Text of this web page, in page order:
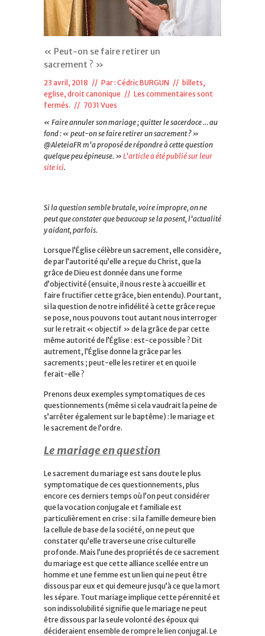
« Peut-on se faire retirer un
sacrement ? »
23 avril, 2018 // Par : Cédric BURGUN // billets,
eglise, droit canonique // Les commentaires sont
fermés. // 7031 Vues
« Faire annuler son mariage ; quitter le sacerdoce … au
fond : « peut-on se faire retirer un sacrement ? »
@AleteiaFR m’a proposé de répondre à cette question
quelque peu épineuse. » L’article a été publié sur leur
site ici.
Si la question semble brutale, voire impropre, on ne
peut que constater que beaucoup se la posent, l’actualité
y aidant, parfois.
Lorsque l’Église célèbre un sacrement, elle considère,
de par l’autorité qu’elle a reçue du Christ, que la
grâce de Dieu est donnée dans une forme
d’objectivité (ensuite, il nous reste à accueillir et
faire fructifier cette grâce, bien entendu). Pourtant,
si la question de notre infidélité à cette grâce reçue
se pose, nous pouvons tout autant nous interroger
sur le retrait « objectif » de la grâce de par cette
même autorité de l’Église : est-ce possible ? Dit
autrement, l’Église donne la grâce par les
sacrements ; peut-elle les retirer et en quoi le
ferait-elle ?
Prenons deux exemples symptomatiques de ces
questionnements (même si cela vaudrait la peine de
s’arrêter également sur le baptême) : le mariage et
le sacrement de l’ordre.
Le mariage en question
Le sacrement du mariage est sans doute le plus
symptomatique de ces questionnements, plus
encore ces derniers temps où l’on peut considérer
que la vocation conjugale et familiale est
particulièrement en crise : si la famille demeure bien
la cellule de base de la société, on ne peut que
constater qu’elle traverse une crise culturelle
profonde. Mais l’une des propriétés de ce sacrement
du mariage est que cette alliance scellée entre un
homme et une femme est un lien qui ne peut être
dissous par eux et qui demeure jusqu’à ce que la mort
les sépare. Tout mariage implique cette pérennité et
son indissolubilité signifie que le mariage ne peut
être dissous par la seule volonté des époux qui
décideraient ensemble de rompre le lien conjugal. Le